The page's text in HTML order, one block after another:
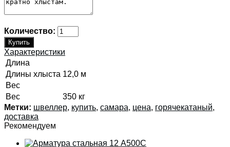
Количество:
Характеристики
Длина
Длины хлыста 12,0 м
Вес
Вес
350 кг
Метки: швеллер, купить, самара, цена, горячекатаный,
доставка
Рекомендуем